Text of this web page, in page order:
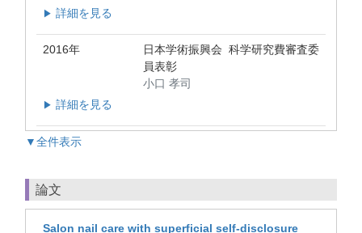
▶ 詳細を見る
2016年
日本学術振興会 科学研究費審査委
員表彰
小口 孝司
▶ 詳細を見る
▼全件表示
論文
Salon nail care with superficial self-disclosure